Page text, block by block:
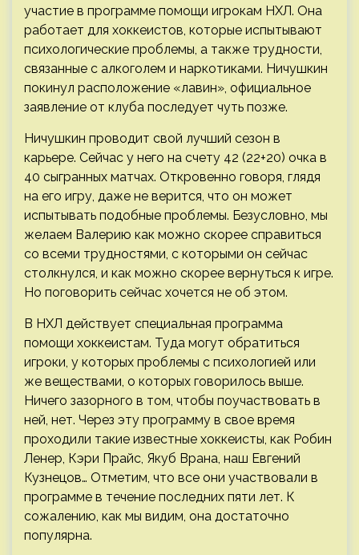
участие в программе помощи игрокам НХЛ. Она
работает для хоккеистов, которые испытывают
психологические проблемы, а также трудности,
связанные с алкоголем и наркотиками. Ничушкин
покинул расположение «лавин», официальное
заявление от клуба последует чуть позже.
Ничушкин проводит свой лучший сезон в
карьере. Сейчас у него на счету 42 (22+20) очка в
40 сыгранных матчах. Откровенно говоря, глядя
на его игру, даже не верится, что он может
испытывать подобные проблемы. Безусловно, мы
желаем Валерию как можно скорее справиться
со всеми трудностями, с которыми он сейчас
столкнулся, и как можно скорее вернуться к игре.
Но поговорить сейчас хочется не об этом.
В НХЛ действует специальная программа
помощи хоккеистам. Туда могут обратиться
игроки, у которых проблемы с психологией или
же веществами, о которых говорилось выше.
Ничего зазорного в том, чтобы поучаствовать в
ней, нет. Через эту программу в свое время
проходили такие известные хоккеисты, как Робин
Ленер, Кэри Прайс, Якуб Врана, наш Евгений
Кузнецов… Отметим, что все они участвовали в
программе в течение последних пяти лет. К
сожалению, как мы видим, она достаточно
популярна.